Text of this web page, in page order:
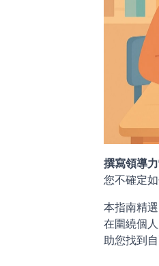
撰寫領導
您不確定
本指南精
在圍繞個
助您找到自